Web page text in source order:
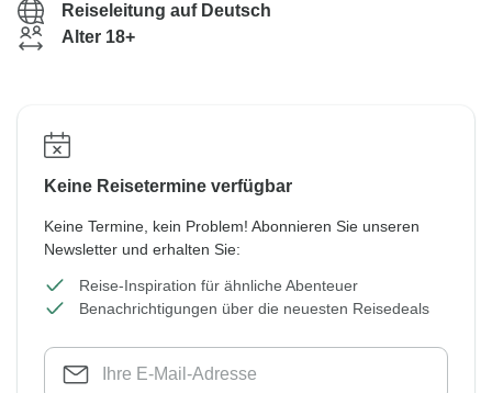
Reiseleitung auf Deutsch
Alter 18+
Keine Reisetermine verfügbar
Keine Termine, kein Problem! Abonnieren Sie unseren
Newsletter und erhalten Sie:
Reise-Inspiration für ähnliche Abenteuer
Benachrichtigungen über die neuesten Reisedeals